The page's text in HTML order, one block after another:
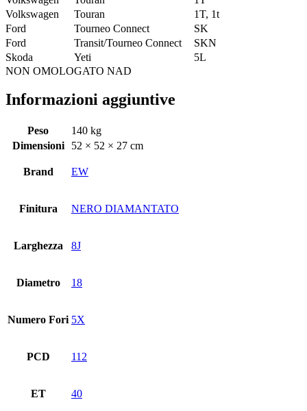
Volkswagen
Touran
1T, 1t
Ford
Tourneo Connect
SK
Ford
Transit/Tourneo Connect
SKN
Skoda
Yeti
5L
NON OMOLOGATO NAD
Informazioni aggiuntive
Peso
140 kg
Dimensioni
52 × 52 × 27 cm
Brand EW
Finitura NERO DIAMANTATO
Larghezza 8J
Diametro 18
Numero Fori 5X
PCD 112
ET 40